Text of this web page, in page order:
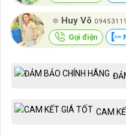
Huy Võ
Gọi điện
CAM